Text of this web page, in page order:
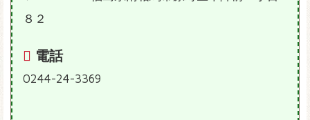
８２
電話
0244-24-3369